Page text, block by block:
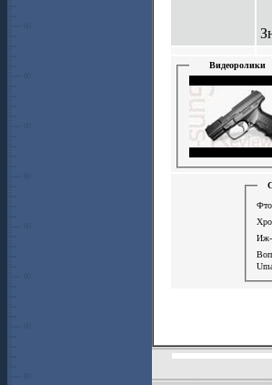
Видеоролики
Иж-